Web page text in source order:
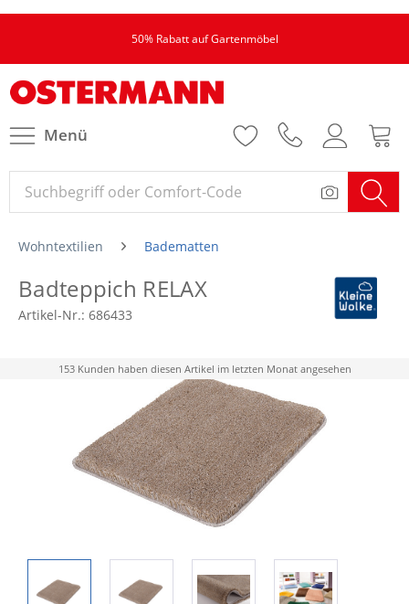
50% Rabatt auf Gartenmöbel
Menü
Wohntextilien Badematten
Badteppich RELAX
Artikel-Nr.: 686433
153 Kunden haben diesen Artikel im letzten Monat angesehen